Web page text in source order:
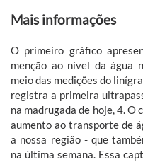
Mais informações
O primeiro gráfico
menção ao nível da água
meio das medições do
registra a primeira
na madrugada de hoje, 4. O
aumento ao transporte de
a nossa região - que
na última semana. Essa